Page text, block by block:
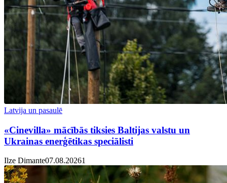
Latvija un pasaulē
«Cinevilla» mācībās tiksies Baltijas valstu un
Ukrainas enerģētikas speciālisti
Ilze Dimante07.08.20261